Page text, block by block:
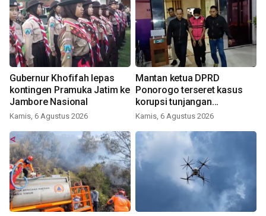
Gubernur Khofifah lepas
kontingen Pramuka Jatim ke
Jambore Nasional
Kamis, 6 Agustus 2026
Mantan ketua DPRD
Ponorogo terseret kasus
korupsi tunjangan
perumahan
Kamis, 6 Agustus 2026